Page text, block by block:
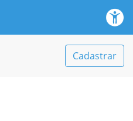
Cadastrar